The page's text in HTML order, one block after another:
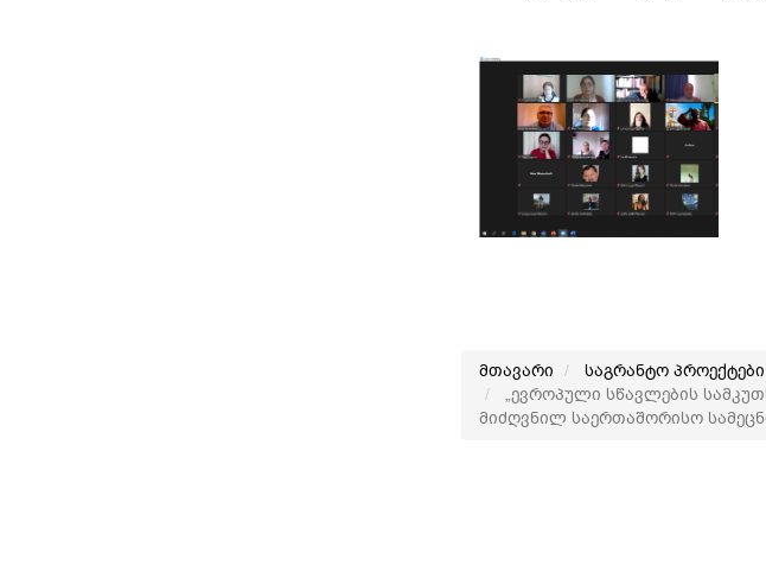
მთავარი საგრანტო პროექტები
„ევროპული სწავლების
მიძღვნილ საერთაშორისო